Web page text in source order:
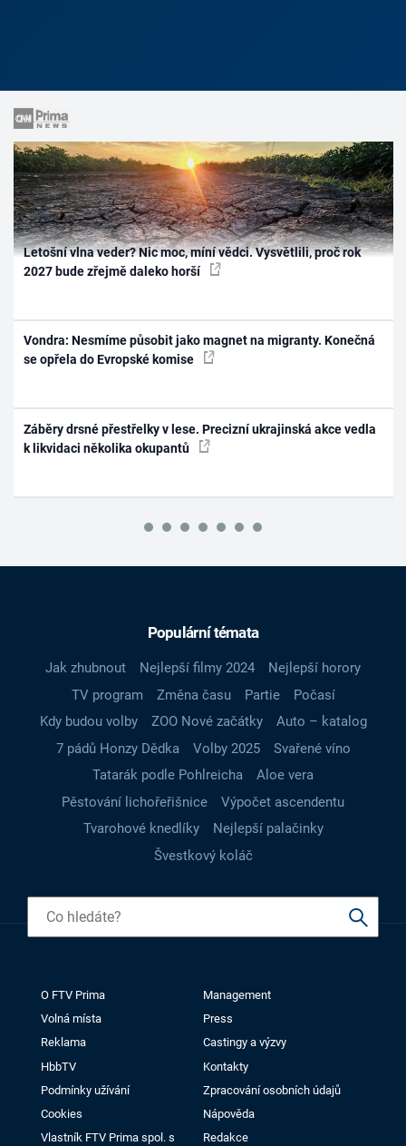
Letošní vlna veder? Nic moc, míní vědci. Vysvětlili, proč rok
2027 bude zřejmě daleko horší
Vondra: Nesmíme působit jako magnet na migranty. Konečná
se opřela do Evropské komise
Záběry drsné přestřelky v lese. Precizní ukrajinská akce vedla
k likvidaci několika okupantů
Populární témata
Jak zhubnout Nejlepší filmy 2024
Nejlepší horory
TV program
Změna času Partie
Počasí
Kdy budou volby
ZOO Nové začátky
Auto – katalog
7 pádů Honzy Dědka
Volby 2025
Svařené víno
Tatarák podle Pohlreicha
Aloe vera
Pěstování lichořeřišnice
Výpočet ascendentu
Tvarohové knedlíky
Nejlepší palačinky
Švestkový koláč
O FTV Prima
Management
Volná místa
Press
Reklama
Castingy a výzvy
HbbTV
Kontakty
Podmínky užívání
Zpracování osobních údajů
Cookies
Nápověda
Vlastník FTV Prima spol. s
Redakce